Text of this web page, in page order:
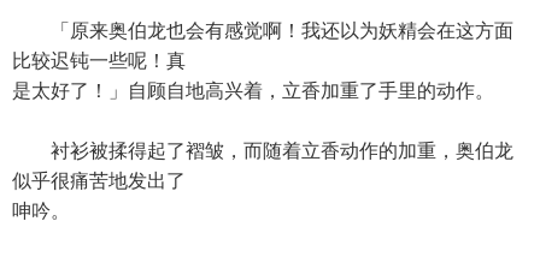
「原来奥伯龙也会有感觉啊！我还以为妖精会在这方面
比较迟钝一些呢！真
是太好了！」自顾自地高兴着，立香加重了手里的动作。
衬衫被揉得起了褶皱，而随着立香动作的加重，奥伯龙
似乎很痛苦地发出了
呻吟。